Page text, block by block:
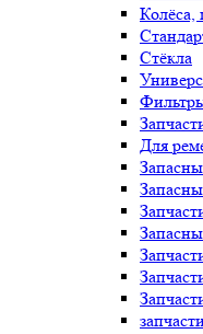
Колёса,
Стёкла
Для